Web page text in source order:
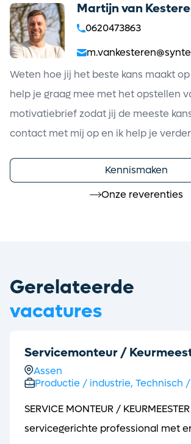
Martijn van
0620473863
Weten hoe jij het beste kans maakt
help je graag mee met het opstellen
motivatiebrief zodat jij de meeste
contact met mij op en ik help je
Kennismaken
Onze reverenties
Gerelateerde
vacatures
Servicemonteur /
Assen
Productie / industrie, Technisch
SERVICE MONTEUR /
servicegerichte professional met